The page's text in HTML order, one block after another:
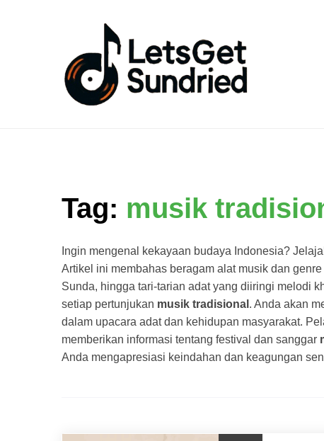
Tag: musik
Ingin mengenal kekayaan budaya Indonesia?
Artikel ini membahas beragam alat musik dan genre
Sunda, hingga tari-tarian adat yang diiringi melodi
setiap pertunjukan musik tradisional . Anda akan
dalam upacara adat dan kehidupan masyarakat.
memberikan informasi tentang festival dan sanggar
Anda mengapresiasi keindahan dan keagungan